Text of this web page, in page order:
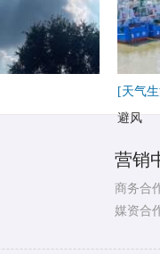
[天气
避风
营销
商务合
媒资合